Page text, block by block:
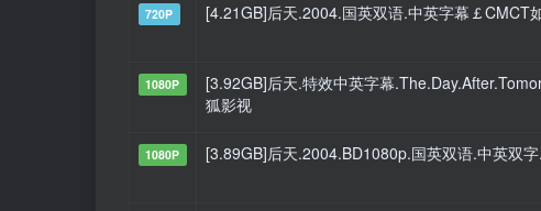
720P [4.21GB]后天.2004.国英双语.中英字幕￡CMCT
1080P
[3.92GB]后天.特效中英字幕
狐影视
1080P [3.89GB]后天.2004.BD1080p.国英双语.中英双